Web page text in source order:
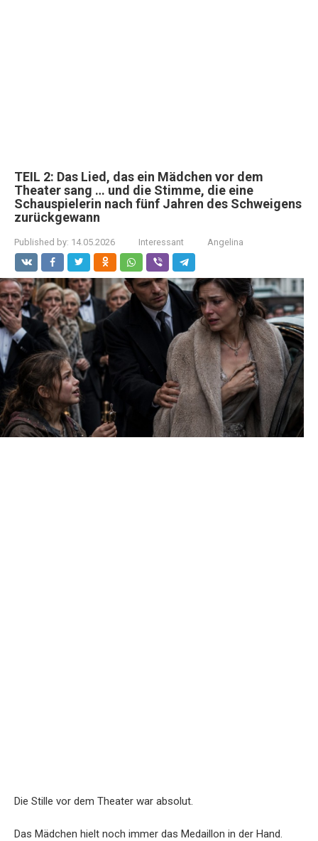
TEIL 2: Das Lied, das ein Mädchen vor dem
Theater sang … und die Stimme, die eine
Schauspielerin nach fünf Jahren des Schweigens
zurückgewann
Published by: 14.05.2026 Interessant Angelina
Die Stille vor dem Theater war absolut.
Das Mädchen hielt noch immer das Medaillon in der Hand.